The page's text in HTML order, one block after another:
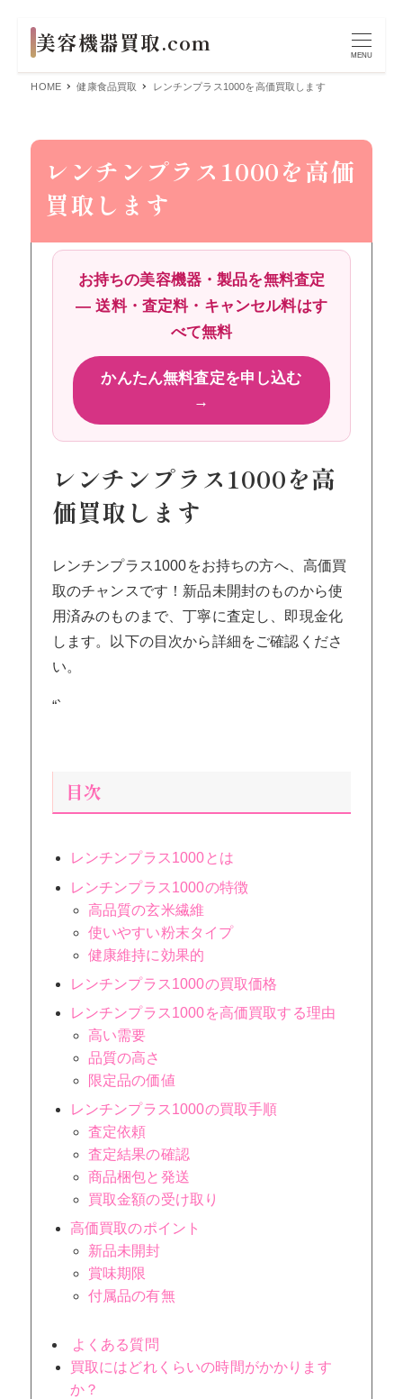
MENU
HOME 健康食品買取 レンチンプラス1000を高価買取します
レンチンプラス1000を高価
買取します
お持ちの美容機器・製品を無料査定
― 送料・査定料・キャンセル料はす
べて無料
かんたん無料査定を申し込む
→
レンチンプラス1000を高
価買取します
レンチンプラス1000をお持ちの方へ、高価買
取のチャンスです！新品未開封のものから使
用済みのものまで、丁寧に査定し、即現金化
します。以下の目次から詳細をご確認くださ
い。
“`
目次
レンチンプラス1000とは
レンチンプラス1000の特徴
高品質の玄米繊維
使いやすい粉末タイプ
健康維持に効果的
レンチンプラス1000の買取価格
レンチンプラス1000を高価買取する理由
高い需要
品質の高さ
限定品の価値
レンチンプラス1000の買取手順
査定依頼
査定結果の確認
商品梱包と発送
買取金額の受け取り
高価買取のポイント
新品未開封
賞味期限
付属品の有無
よくある質問
買取にはどれくらいの時間がかかります
か？